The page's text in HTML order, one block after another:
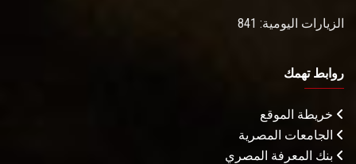
الزيارات اليومية: 841
روابط تهمك
خريطة الموقع
الجامعات المصرية
بنك المعرفة المصري